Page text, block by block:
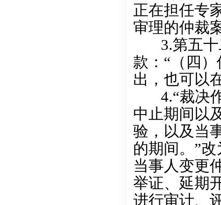
正在担任专
审理的仲裁
3.第五十
款：“（四
出，也可以
4.“裁决作
中止期间以
验，以及当
的期间。”
当事人变更
举证、延期
进行审计、